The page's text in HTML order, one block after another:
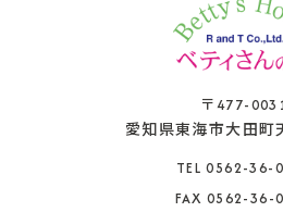
〒477-
愛知県東海市大田町
TEL 0562-36-
FAX 0562-36-